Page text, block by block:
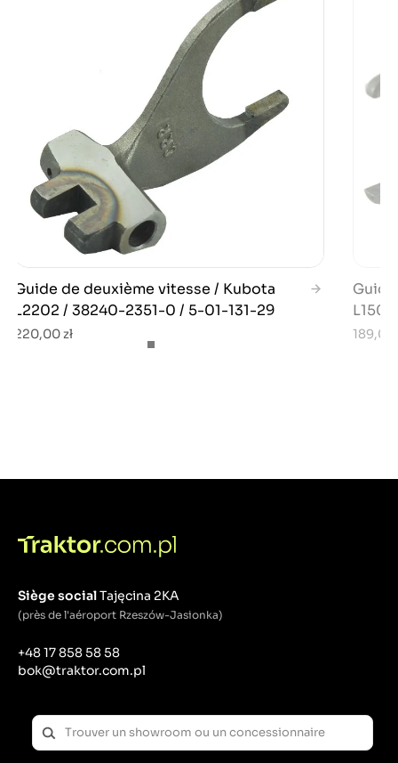
Guide de deuxième vitesse / Kubota
L2202 / 38240-2351-0 / 5-01-131-29
220,00 zł 189,00
Siège socialTajęcina 2KA
(près de l'aéroport Rzeszów-Jasionka)
+48 17 858 58 58
bok@traktor.com.pl